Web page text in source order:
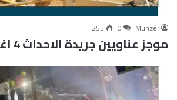
Munzer
0
255
موجز عناويين جريدة الاحداث 4 اغسطس 2026